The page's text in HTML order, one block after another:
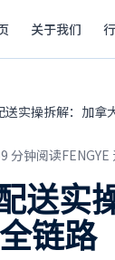
关于我们
送实操拆解：加拿
9 分钟阅读FENGYE
送实
链路